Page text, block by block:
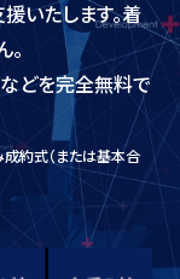
いたします。着
どを完全無料で
約式（または基本合